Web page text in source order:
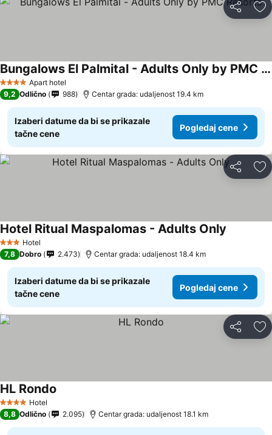
Deli
4 ZvezdiceApart hotel
Bungalows El Palmital - Adults Only by PMC Resorts
9,2 Odlično 988 Centar grada: udaljenost 19.4 km
Izaberi datume da bi se prikazale
tačne cene
Pogledaj cene
Deli
3 Zvezdice
Hotel
Hotel Ritual Maspalomas - Adults Only
7,8 Dobro 2.473 Centar grada: udaljenost 18.4 km
Izaberi datume da bi se prikazale
tačne cene
Pogledaj cene
Deli
4 ZvezdiceHotel
HL Rondo
8,8 Odlično 2.095 Centar grada: udaljenost 18.1 km